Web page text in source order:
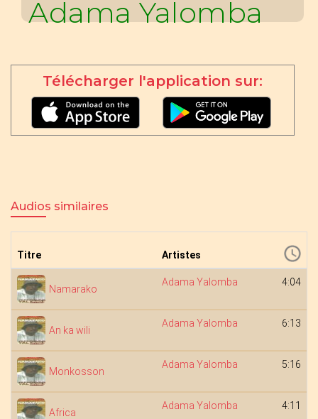
Adama Yalomba
Télécharger l'application sur:
Audios similaires
Titre Artistes
Namarako
Adama Yalomba 4:04
An ka wili
Adama Yalomba 6:13
Monkosson
Adama Yalomba 5:16
Africa
Adama Yalomba 4:11